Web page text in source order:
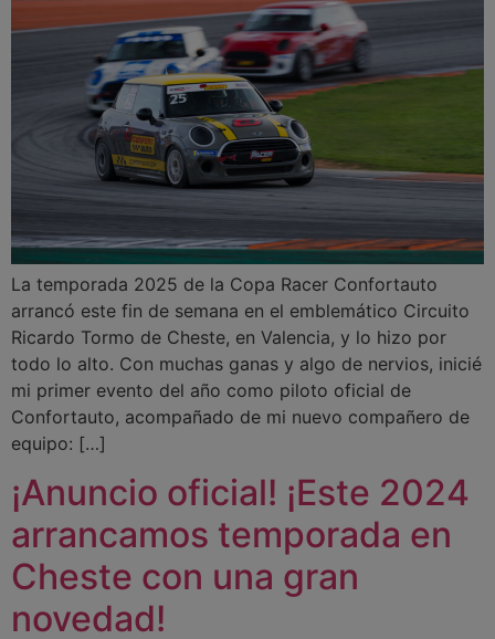
La temporada 2025 de la Copa Racer Confortauto
arrancó este fin de semana en el emblemático Circuito
Ricardo Tormo de Cheste, en Valencia, y lo hizo por
todo lo alto. Con muchas ganas y algo de nervios, inicié
mi primer evento del año como piloto oficial de
Confortauto, acompañado de mi nuevo compañero de
equipo: […]
¡Anuncio oficial! ¡Este 2024
arrancamos temporada en
Cheste con una gran
novedad!